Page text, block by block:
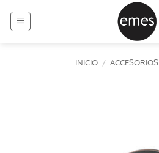
INICIO / ACCESORIOS